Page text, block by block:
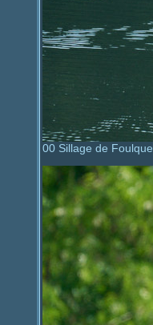
00 Sillage de Foulque.